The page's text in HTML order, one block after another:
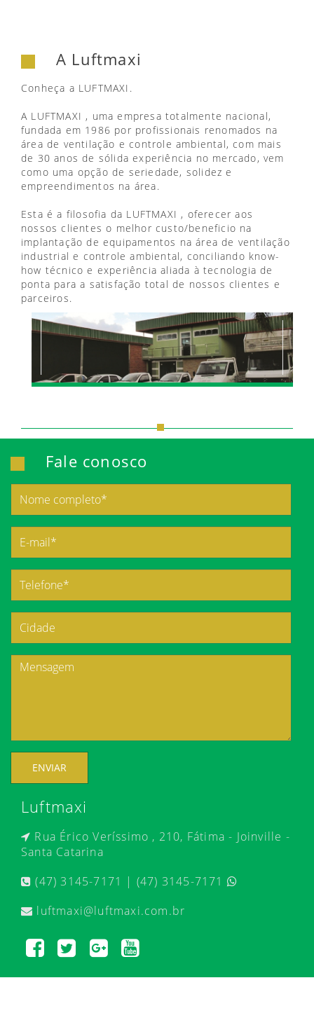
A Luftmaxi
Conheça a LUFTMAXI.
A LUFTMAXI , uma empresa totalmente nacional,
fundada em 1986 por profissionais renomados na
área de ventilação e controle ambiental, com mais
de 30 anos de sólida experiência no mercado, vem
como uma opção de seriedade, solidez e
empreendimentos na área.
Esta é a filosofia da LUFTMAXI , oferecer aos
nossos clientes o melhor custo/beneficio na
implantação de equipamentos na área de ventilação
industrial e controle ambiental, conciliando know-
how técnico e experiência aliada à tecnologia de
ponta para a satisfação total de nossos clientes e
parceiros.
Fale conosco
ENVIAR
Luftmaxi
Rua Érico Veríssimo , 210, Fátima - Joinville -
Santa Catarina
(47) 3145-7171 | (47) 3145-7171
luftmaxi@luftmaxi.com.br